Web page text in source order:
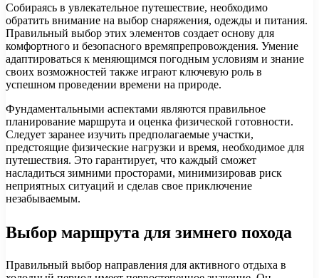
Собираясь в увлекательное путешествие, необходимо
обратить внимание на выбор снаряжения, одежды и питания.
Правильный выбор этих элементов создает основу для
комфортного и безопасного времяпрепровождения. Умение
адаптироваться к меняющимся погодным условиям и знание
своих возможностей также играют ключевую роль в
успешном проведении времени на природе.
Фундаментальными аспектами являются правильное
планирование маршрута и оценка физической готовности.
Следует заранее изучить предполагаемые участки,
предстоящие физические нагрузки и время, необходимое для
путешествия. Это гарантирует, что каждый сможет
насладиться зимними просторами, минимизировав риск
неприятных ситуаций и сделав свое приключение
незабываемым.
Выбор маршрута для зимнего похода
Правильный выбор направления для активного отдыха в